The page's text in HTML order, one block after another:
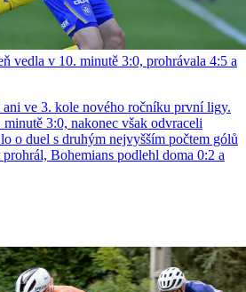
vedla v 10. minutě 3:0, prohrávala 4:5 a
ve 3. kole nového ročníku první ligy.
3:0, nakonec však odvraceli
o duel s druhým nejvyšším počtem gólů
Bohemians podlehl doma 0:2 a